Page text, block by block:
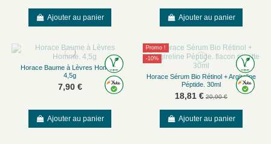
Ajouter au panier Ajouter au panier
Horace Baume à Lèvres Homme.
4,5g
7,90 €
Ajouter au panier
Promo !
-10%
Horace Sérum Bio Rétinol + Argireline
Péptide. 30ml
18,81 € 20,90 €
Ajouter au panier